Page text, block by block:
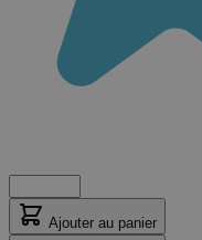
Ajouter au panier